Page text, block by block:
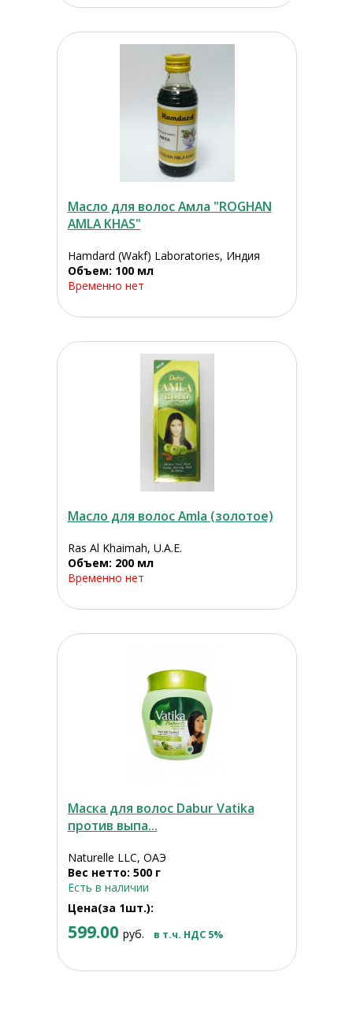
Масло для волос Амла "ROGHAN
AMLA KHAS"
Hamdard (Wakf) Laboratories, Индия
Объем: 100 мл
Временно нет
Масло для волос Amla (золотое)
Ras Al Khaimah, U.A.E.
Объем: 200 мл
Временно нет
Маска для волос Dabur Vatika
против выпа...
Naturelle LLC, ОАЭ
Вес нетто: 500 г
Есть в наличии
Цена(за 1шт.):
599.00 руб. в т.ч. НДС 5%